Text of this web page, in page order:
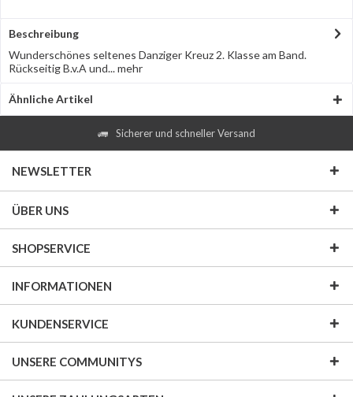
Beschreibung
Wunderschönes seltenes Danziger Kreuz 2. Klasse am Band.
Rückseitig B.v.A und...mehr
Ähnliche Artikel
Sicherer und schneller Versand
NEWSLETTER
ÜBER UNS
SHOPSERVICE
INFORMATIONEN
KUNDENSERVICE
UNSERE COMMUNITYS